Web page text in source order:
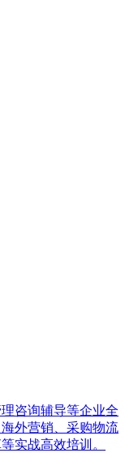
咨询辅导等企业全
外营销、采购物流
实战高效培训。